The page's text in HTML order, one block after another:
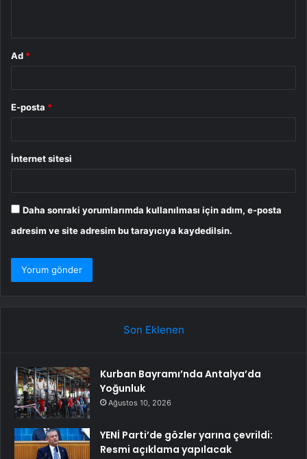
Ad *
E-posta *
İnternet sitesi
Daha sonraki yorumlarımda kullanılması için adım, e-posta
adresim ve site adresim bu tarayıcıya kaydedilsin.
Son Eklenen
Kurban Bayramı’nda Antalya’da
Yoğunluk
Ağustos 10, 2026
YENİ Parti’de gözler yarına çevrildi:
Resmi açıklama yapılacak